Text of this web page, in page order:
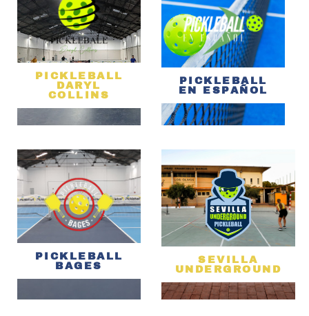
PICKLEBALL
DARYL
COLLINS
PICKLEBALL
EN ESPAÑOL
PICKLEBALL
BAGES
SEVILLA
UNDERGROUND